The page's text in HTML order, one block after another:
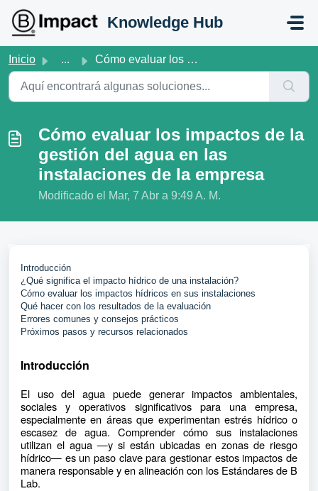
Knowledge Hub
Inicio ... Cómo evaluar los impactos de la gestión del agua en las i...
Cómo evaluar los impactos de la
gestión del agua en las
instalaciones de la empresa
Modificado el Mar, 7 Abr a 9:49 A. M.
Introducción
¿Qué significa el impacto hídrico de una instalación?
Cómo evaluar los impactos hídricos en sus instalaciones
Qué hacer con los resultados de la evaluación
Errores comunes y consejos prácticos
Próximos pasos y recursos relacionados
Introducción
El uso del agua puede generar impactos ambientales,
sociales y operativos significativos para una empresa,
especialmente en áreas que experimentan estrés hídrico o
escasez de agua. Comprender cómo sus instalaciones
utilizan el agua —y si están ubicadas en zonas de riesgo
hídrico— es un paso clave para gestionar estos impactos de
manera responsable y en alineación con los Estándares de B
Lab.